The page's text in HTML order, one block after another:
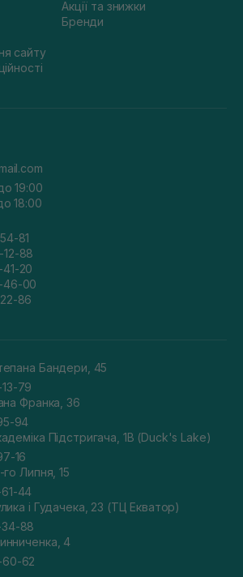
сайту
Акції та знижки
Бренди
19:00
18:00
81
88
20
46-00
86
Бандери, 45
79
Франка, 36
94
Підстригача, 1В (Duck's Lake)
16
го Липня, 15
44
і Гудачека, 23 (ТЦ Екватор)
88
4
62